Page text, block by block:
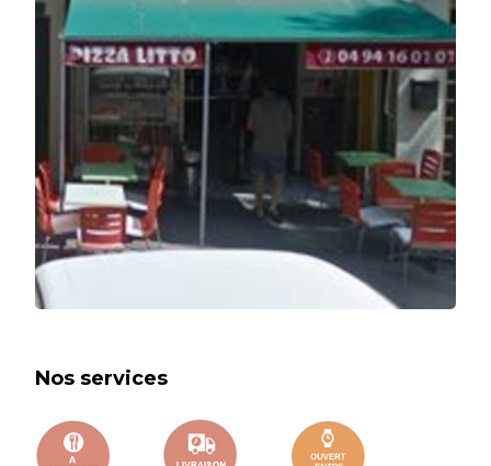
Nos services